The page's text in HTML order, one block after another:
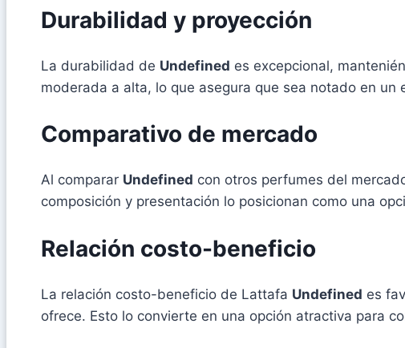
Durabilidad y proyección
La durabilidad de Undefined es excepcional,
moderada a alta, lo que asegura que sea notado en un
Comparativo de mercado
Al comparar Undefined con otros perfumes del
composición y presentación lo posicionan como una
Relación costo-beneficio
La relación costo-beneficio de Lattafa Undefined es
ofrece. Esto lo convierte en una opción atractiva para